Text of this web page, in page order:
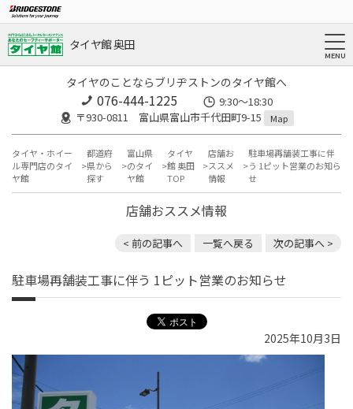
タイヤ館 奥田
タイヤのことならブリヂストンのタイヤ館へ
076-444-1225
9:30～18:30
〒930-0811 富山県富山市千代田町9-15
Map
タイヤ・ホイー
ル専門店のタイ
ヤ館
都道府
県から
探す
富山県
のタイ
ヤ館
タイヤ
館 奥田
TOP
店舗お
ススメ
情報
駐車場再舗装工事に伴
う 1ピット営業のお知ら
せ
店舗おススメ情報
< 前の記事へ 一覧へ戻る 次の記事へ >
駐車場再舗装工事に伴う 1ピット営業のお知らせ
2025年10月3日